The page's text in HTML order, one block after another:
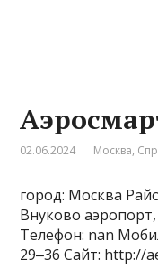
02.06.2024 Москва,
город: Москва
Внуково
Телефон: nan
29‒36 Сайт: http://